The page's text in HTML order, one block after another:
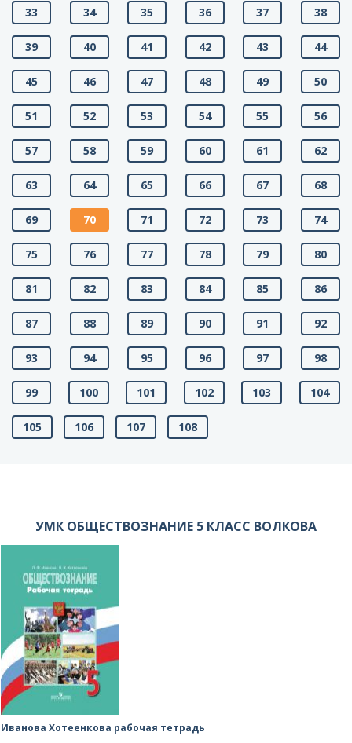
33 34 35 36 37 38
39 40 41 42 43 44
45 46 47 48 49 50
51 52 53 54 55 56
57 58 59 60 61 62
63 64 65 66 67 68
69 70 71 72 73 74
75 76 77 78 79 80
81 82 83 84 85 86
87 88 89 90 91 92
93 94 95 96 97 98
99 100 101 102 103 104
105 106 107 108
УМК ОБЩЕСТВОЗНАНИЕ 5 КЛАСС ВОЛКОВА
Иванова Хотеенкова рабочая тетрадь